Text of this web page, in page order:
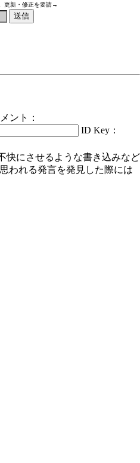
更新・修正を要請→
ント：
ID Key：
快にさせるような書き込みなど
われる発言を発見した際には